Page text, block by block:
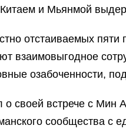
и Мьянмой
отстаиваемых
взаимовыгодное
озабоченности,
своей встрече с Мин
сообщества с